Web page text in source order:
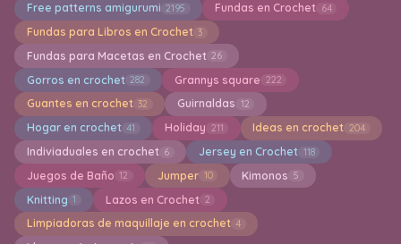
Free patterns amigurumi 2195 Fundas en Crochet 64
Fundas para Libros en Crochet 3
Fundas para Macetas en Crochet 26
Gorros en crochet 282 Grannys square 222
Guantes en crochet 32 Guirnaldas 12
Hogar en crochet 41 Holiday 211 Ideas en crochet 204
Indiviaduales en crochet 6 Jersey en Crochet 118
Juegos de Baño 12 Jumper 10 Kimonos 5
Knitting 1 Lazos en Crochet 2
Limpiadoras de maquillaje en crochet 4